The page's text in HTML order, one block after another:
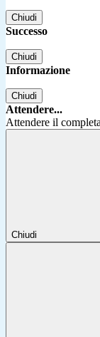
Chiudi
Successo
Chiudi
Informazione
Chiudi
Attendere...
Attendere il
Chiudi